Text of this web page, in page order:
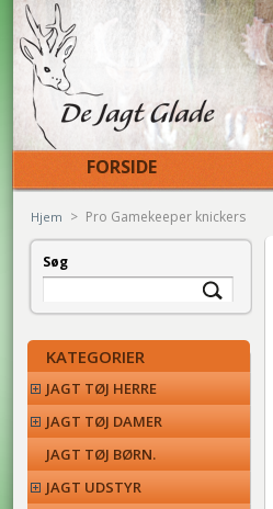
FORSIDE
Søg
KATEGORIER
JAGT TØJ HERRE
JAGT TØJ DAMER
JAGT TØJ BØRN.
JAGT UDSTYR
Hjem > Pro Gamekeeper knickers